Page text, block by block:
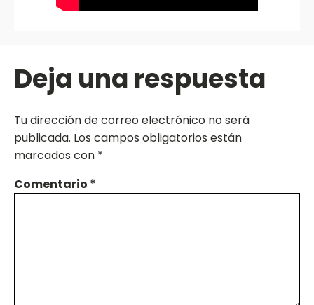
Deja una respuesta
Tu dirección de correo electrónico no será
publicada. Los campos obligatorios están
marcados con *
Comentario *